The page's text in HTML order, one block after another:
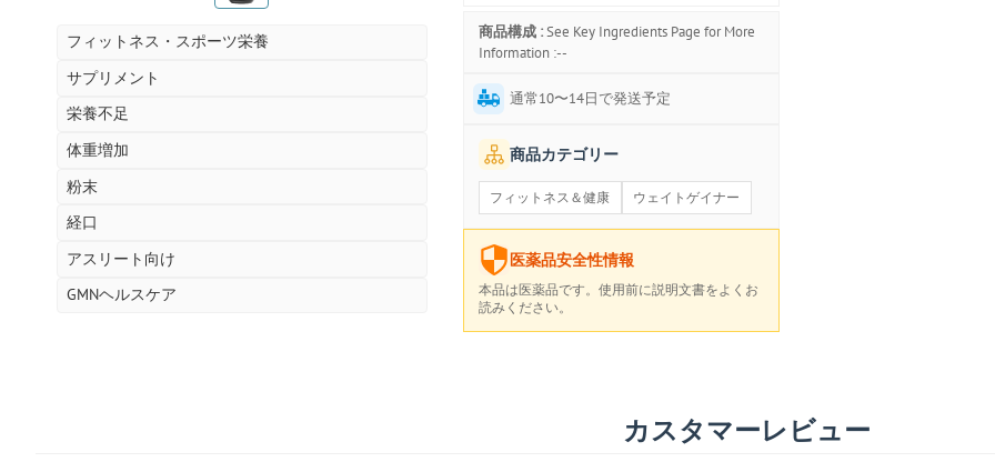
フィットネス・スポーツ栄養
サプリメント
栄養不足
体重増加
粉末
経口
アスリート向け
GMNヘルスケア
商品構成 : See Key Ingredients Page for More
Information :--
通常10〜14日で発送予定
商品カテゴリー
フィットネス＆健康 ウェイトゲイナー
医薬品安全性情報
本品は医薬品です。使用前に説明文書をよくお
読みください。
カスタマーレビュー